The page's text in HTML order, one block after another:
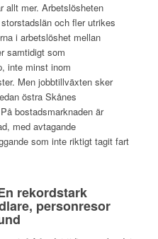
allt mer. Arbetslösheten
och fler utrikes
i arbetslöshet mellan
samtidigt som
inte minst inom
Men jobbtillväxten sker
östra Skånes
bostadsmarknaden är
med avtagande
som inte riktigt tagit fart
rekordstark
personresor